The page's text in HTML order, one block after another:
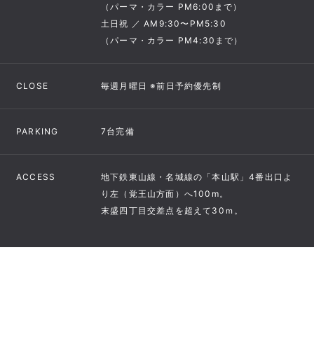
（パーマ・カラー PM6:00まで）
土日祝 ／ AM9:30〜PM5:30
（パーマ・カラー PM4:30まで）
CLOSE 毎週月曜日 ※前日予約優先制
PARKING 7台完備
ACCESS
地下鉄東山線・名城線の「本山駅」4番出口よ
り左（覚王山方面）へ100m。
末盛四丁目交差点を超えて30ｍ。